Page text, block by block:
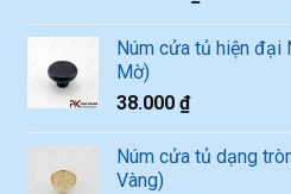
Núm cửa tủ hiện đại
Mờ)
38.000₫
Núm cửa tủ dạng
Vàng)